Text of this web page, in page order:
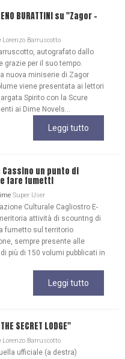
BURATTINI su "Zagor -
Lorenzo Barruscotto
autografato dallo
per il suo tempo.
nuova miniserie di Zagor
viene presentata ai lettori
Spirito con la Scure
ai Dime Novels...
Leggi tutto
un punto di
fare fumetti
Super User
Culturale Cagliostro E-
attività di scountng di
fumetto sul territorio
sempre presente alle
più di 150 volumi pubblicati in
Leggi tutto
SECRET LODGE"
Lorenzo Barruscotto
ufficiale (a destra)